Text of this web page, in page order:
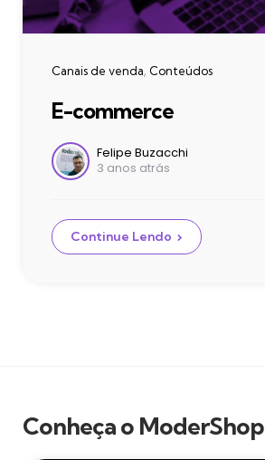
Categories
Canais de venda Conteúdos
E-commerce
Postado
por
Felipe Buzacchi
3 anos atrás
Continue Lendo
Conheça o ModerShop